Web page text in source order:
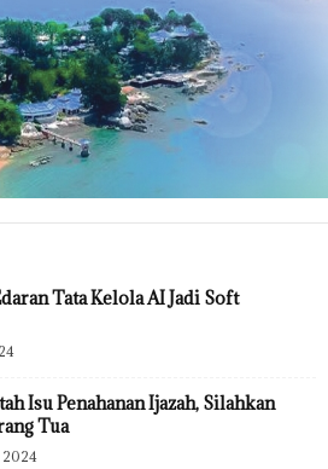
Tata Kelola AI Jadi Soft
Isu Penahanan Ijazah, Silahkan
Tua
2024